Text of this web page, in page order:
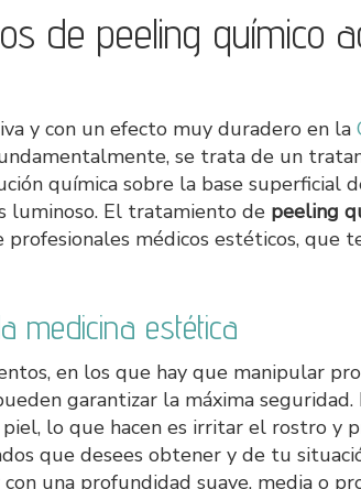
de peeling químico
y con un efecto muy duradero en la
se trata de un
química sobre la base superficial
luminoso. El tratamiento de peeling
médicos estéticos, que
medicina estética
en los que hay que manipular
garantizar la máxima
lo que hacen es irritar el rostro y
que desees obtener y de tu
una profundidad suave, media o